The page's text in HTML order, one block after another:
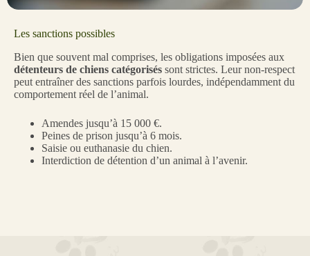
Les sanctions possibles
Bien que souvent mal comprises, les obligations imposées aux
détenteurs de chiens catégorisés sont strictes. Leur non-respect
peut entraîner des sanctions parfois lourdes, indépendamment du
comportement réel de l’animal.
Amendes jusqu’à 15 000 €.
Peines de prison jusqu’à 6 mois.
Saisie ou euthanasie du chien.
Interdiction de détention d’un animal à l’avenir.